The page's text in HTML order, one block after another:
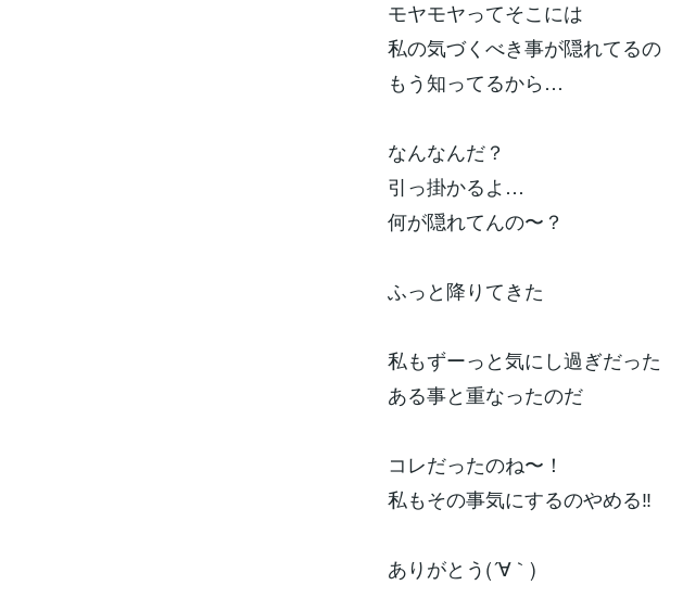
モヤモヤってそこには
私の気づくべき事が隠れてるの
もう知ってるから…
なんなんだ？
引っ掛かるよ…
何が隠れてんの〜？
ふっと降りてきた
私もずーっと気にし過ぎだった
ある事と重なったのだ
コレだったのね〜！
私もその事気にするのやめる‼︎
ありがとう(´∀｀)